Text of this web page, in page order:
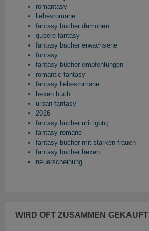
romantasy
liebesromane
fantasy bücher dämonen
queere fantasy
fantasy bücher erwachsene
funtasy
fantasy bücher empfehlungen
romantic fantasy
fantasy liebesromane
hexen buch
urban fantasy
2026
fantasy bücher mit lgbtq
fantasy romane
fantasy bücher mit starken frauen
fantasy bücher hexen
neuerscheinung
WIRD OFT ZUSAMMEN GEKAUFT